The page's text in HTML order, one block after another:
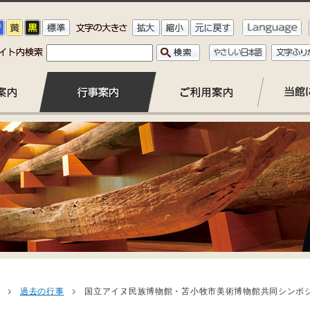
過去の行事 国立アイヌ民族博物館・苫小牧市美術博物館共同シンポ